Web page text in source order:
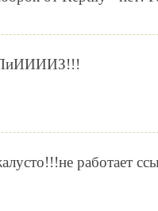
работает